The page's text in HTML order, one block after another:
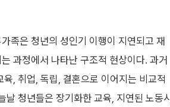
족은 청년의 성인기 이행이 지연되고 재
과정에서 나타난 구조적 현상이다. 과거
육, 취업, 독립, 결혼으로 이어지는 비교적
청년들은 장기화한 교육, 지연된 노동시